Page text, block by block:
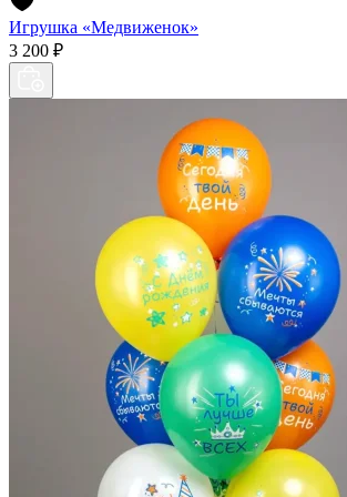
Игрушка «Медвиженок»
3 200 ₽